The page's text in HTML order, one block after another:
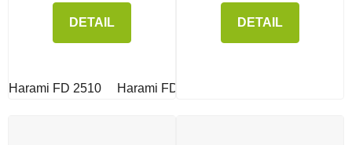
DETAIL
Harami FD 2510 Harami FD 2010
DETAIL